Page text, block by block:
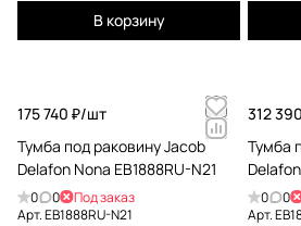
В корзину
175 740 ₽/шт
Тумба под раковину Jacob
Delafon Nona EB1888RU-N21
0 0
Под заказ
Арт.EB1888RU-N21
312
Тумба
0 0
Арт.